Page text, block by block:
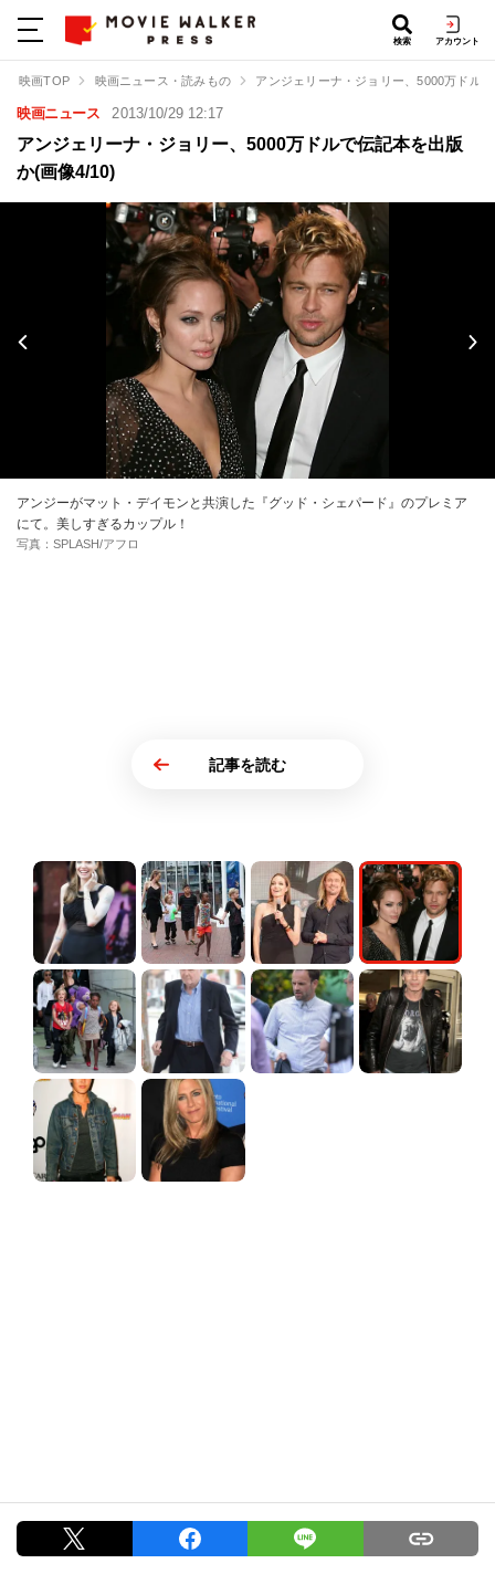
検索 アカウント
映画TOP 映画ニュース・読みもの アンジェリーナ・ジョリー、5000万ドル
映画ニュース 2013/10/29 12:17
アンジェリーナ・ジョリー、5000万ドルで伝記本を出版
か(画像4/10)
アンジーがマット・デイモンと共演した『グッド・シェパード』のプレミア
にて。美しすぎるカップル！
写真：SPLASH/アフロ
記事を読む